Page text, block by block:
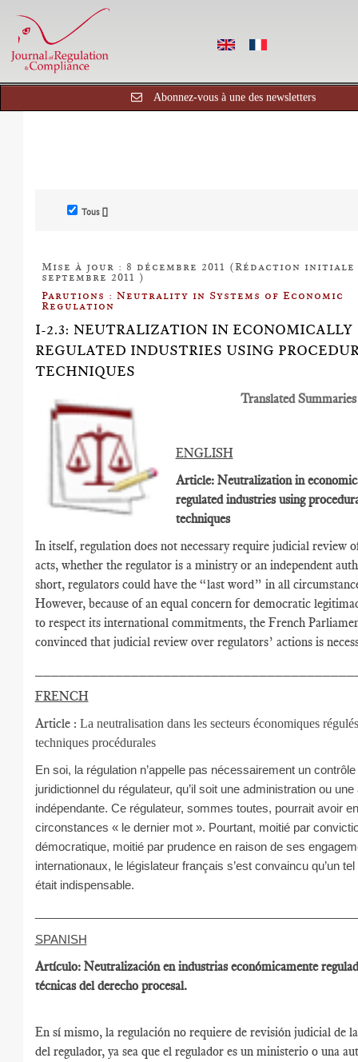
Abonnez-vous à une des newsletters
Tous []
Mise à jour : 8 décembre 2011 (Rédaction initiale
septembre 2011 )
Parutions : Neutrality in Systems of Economic
Regulation
I-2.3: NEUTRALIZATION IN ECONOMICALLY
REGULATED INDUSTRIES USING
TECHNIQUES
Translated Summaries
ENGLISH
Article: Neutralization in
regulated industries using
techniques
In itself, regulation does not necessary require judicial review
acts, whether the regulator is a ministry or an independent
short, regulators could have the “last word” in all
However, because of an equal concern for democratic
to respect its international commitments, the French
convinced that judicial review over regulators’ actions is
FRENCH
Article : La neutralisation dans les secteurs économiques
techniques procédurales
En soi, la régulation n’appelle pas nécessairement un contrôle
juridictionnel du régulateur, qu’il soit une administration ou une
indépendante. Ce régulateur, sommes toutes, pourrait avoir
circonstances « le dernier mot ». Pourtant, moitié par
démocratique, moitié par prudence en raison de ses
internationaux, le législateur français s’est convaincu qu’un
était indispensable.
SPANISH
Artículo: Neutralización en industrias económicamente
técnicas del derecho procesal.
En sí mismo, la regulación no requiere de revisión judicial de
del regulador, ya sea que el regulador es un ministerio o una